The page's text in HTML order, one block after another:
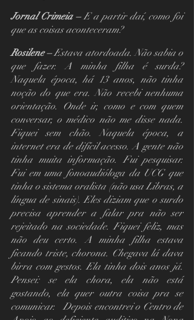
Jornal Crimeia – E a partir daí, como foi
que as coisas aconteceram?
Rosilene – Estava atordoada. Não sabia o
que fazer. A minha filha é surda?
Naquela época, há 13 anos, não tinha
noção do que era. Não recebi nenhuma
orientação. Onde ir, como e com quem
conversar, o médico não me disse nada.
Fiquei sem chão. Naquela época, a
internet era de difícil acesso. A gente não
tinha muita informação. Fui pesquisar.
Fui em uma fonoaudióloga da UCG que
tinha o sistema oralista (não usa Libras, a
língua de sinais). Eles diziam que o surdo
precisa aprender a falar pra não ser
rejeitado na sociedade. Fiquei feliz, mas
não deu certo. A minha filha estava
ficando triste, chorona. Chegava lá dava
birra com gestos. Ela tinha dois anos já.
Pensei: se ela chora, ela não está
gostando, ela quer outra coisa pra se
comunicar.   Depois encontrei o Centro de